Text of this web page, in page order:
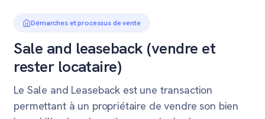
Démarches et processus de vente
Sale and leaseback (vendre et
rester locataire)
Le Sale and Leaseback est une transaction
permettant à un propriétaire de vendre son bien